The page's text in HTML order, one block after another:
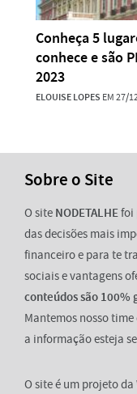
Conheça 5
conhece e são
2023
ELOUISE LOPES EM 27/
Sobre o Site
O site NODETALHEfoi
das decisões mais
financeiro e para te
sociais e vantagens
conteúdos são 100%
Mantemos nosso
a informação esteja
O site é um projeto da